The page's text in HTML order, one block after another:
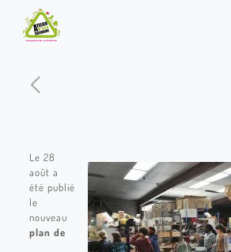
Le 28
août a
été publié
le
nouveau
plan de